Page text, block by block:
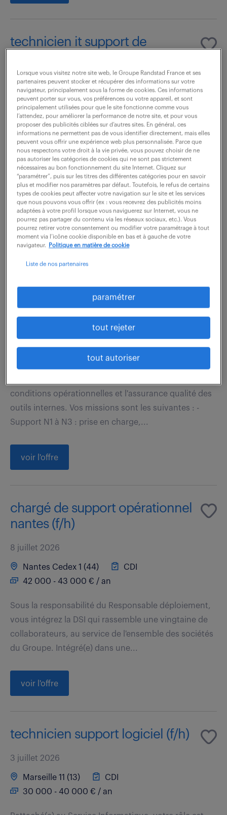
technicien it support de
21 juillet 2026
Neuilly Sur Seine (92)
CDI
30 000 - 34 000 € / an
En collaboration directe avec le Responsable
Informatique qui assurera votre intégration, vous
garantirez un service informatique de proximité
efficace, sécurisé et performant. Au quotidien,
vous...
voir l'offre
applicative (h/f) (f/h)
Marignane (13)
CDI
38 000 - 42 000 € / an
conditions opérationnelles et l'assurance qualité des
outils internes. Vos missions sont les suivantes : -
Support N1 à N3 : prise en charge,...
voir l'offre
chargé de support opérationnel
nantes (f/h)
8 juillet 2026
Nantes Cedex 1 (44)
CDI
42 000 - 43 000 € / an
Sous la responsabilité du Responsable déploiement,
vous intégrez la DSI qui rassemble une vingtaine de
collaborateurs, au service de l'ensemble des sociétés
du Groupe. Intégré(e) dans une...
voir l'offre
technicien support logiciel (f/h)
3 juillet 2026
Marseille 11 (13)
CDI
30 000 - 40 000 € / an
Lorsque vous visitez notre site web, le Groupe Randstad France et ses
partenaires peuvent stocker et récupérer des informations sur votre
navigateur, principalement sous la forme de cookies. Ces informations
peuvent porter sur vous, vos préférences ou votre appareil, et sont
principalement utilisées pour que le site fonctionne comme vous
l’attendez, pour améliorer la performance de notre site, et pour vous
proposer des publicités ciblées sur d’autres sites. En général, ces
informations ne permettent pas de vous identifier directement, mais elles
peuvent vous offrir une expérience web plus personnalisée. Parce que
nous respectons votre droit à la vie privée, vous pouvez choisir de ne
pas autoriser les catégories de cookies qui ne sont pas strictement
nécessaires au bon fonctionnement du site Internet. Cliquez sur
“paramétrer”, puis sur les titres des différentes catégories pour en savoir
plus et modifier nos paramètres par défaut. Toutefois, le refus de certains
types de cookies peut affecter votre navigation sur le site et les services
que nous pouvons vous offrir (ex : vous recevrez des publicités moins
adaptées à votre profil lorsque vous naviguerez sur Internet, vous ne
pourrez pas partager du contenu via les réseaux sociaux, etc.). Vous
pourrez retirer votre consentement ou modifier votre paramétrage à tout
moment via l’icône cookie disponible en bas et à gauche de votre
navigateur.
Politique en matière de cookie
Liste de nos partenaires
paramétrer
tout rejeter
tout autoriser